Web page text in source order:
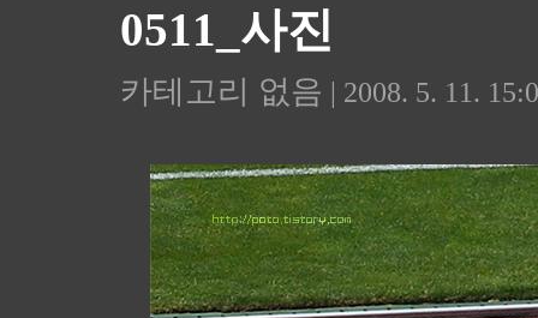
0511_사진
카테고리 없음 | 2008. 5. 11.